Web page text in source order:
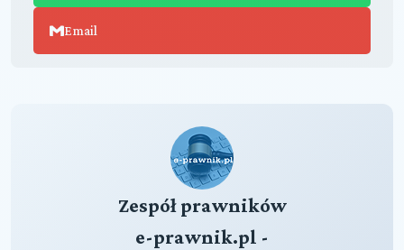
Email
Zespół prawników
e-prawnik.pl -